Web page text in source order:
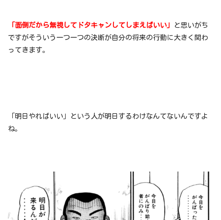
「面倒だから無視してドタキャンしてしまえばいい」
と思いがち
ですがそういう一つ一つの決断が自分の将来の行動に大きく関わ
ってきます。
「明日やればいい」という人が明日するわけなんてないんですよ
ね。